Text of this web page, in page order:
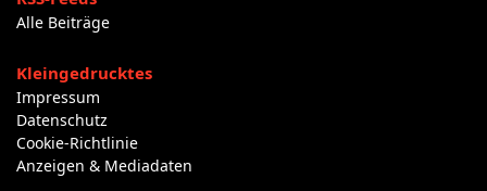
Alle Beiträge
Kleingedrucktes
Impressum
Datenschutz
Cookie-Richtlinie
Anzeigen & Mediadaten